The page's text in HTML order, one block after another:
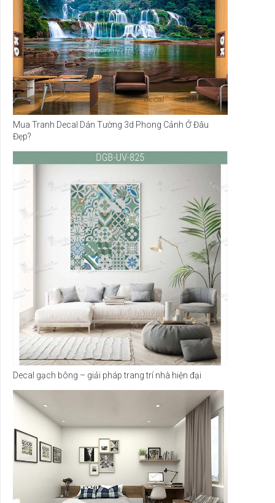
Mua Tranh Decal Dán Tường 3d Phong Cảnh Ở Đâu
Đẹp?
Decal gạch bông – giải pháp trang trí nhà hiện đại